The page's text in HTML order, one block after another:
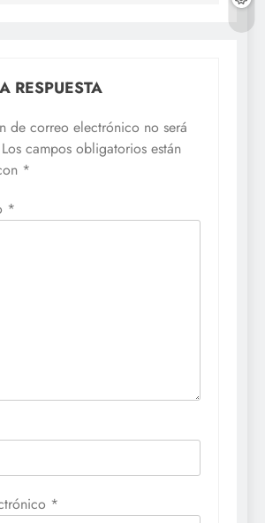
RESPUESTA
de correo electrónico no será
Los campos obligatorios están
*
*
*